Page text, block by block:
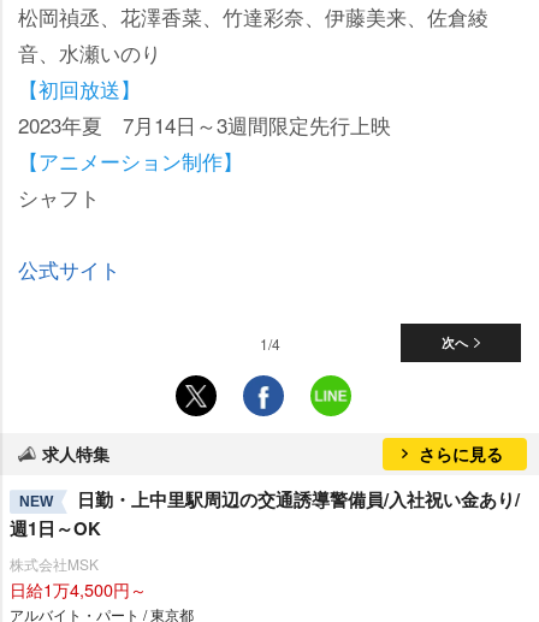
松岡禎丞、花澤香菜、竹達彩奈、伊藤美来、佐倉綾
音、水瀬いのり
【初回放送】
2023年夏 7月14日～3週間限定先行上映
【アニメーション制作】
シャフト
公式サイト
次へ
1/4
求人特集 さらに見る
NEW
日勤・上中里駅周辺の交通誘導警備員/入社祝い金あり/
週1日～OK
株式会社MSK
日給1万4,500円～
アルバイト・パート / 東京都